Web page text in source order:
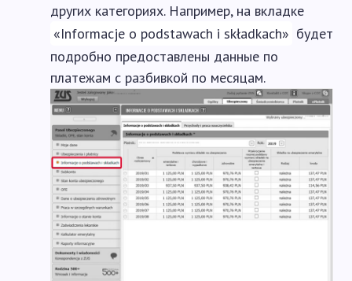
других категориях. Например, на вкладке
«Informacje o podstawach i składkach» будет
подробно предоставлены данные по
платежам с разбивкой по месяцам.